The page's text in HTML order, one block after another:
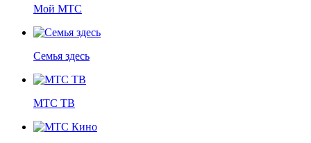
Мой МТС
Семья здесь
МТС ТВ